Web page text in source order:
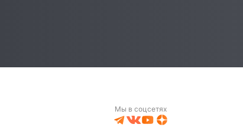
Мы в соцсетях